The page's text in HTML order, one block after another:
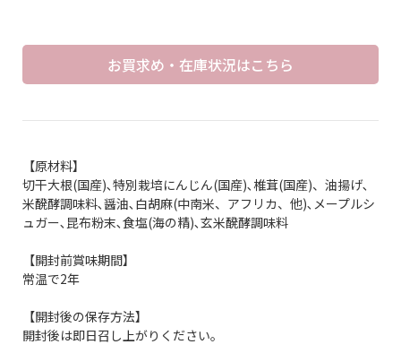
お買求め・在庫状況はこちら
【原材料】
切干大根(国産)､特別栽培にんじん(国産)､椎茸(国産)、油揚げ､
米醗酵調味料､醤油､白胡麻(中南米、アフリカ、他)､メープルシ
ュガー､昆布粉末､食塩(海の精)､玄米醗酵調味料
【開封前賞味期間】
常温で2年
【開封後の保存方法】
開封後は即日召し上がりください。